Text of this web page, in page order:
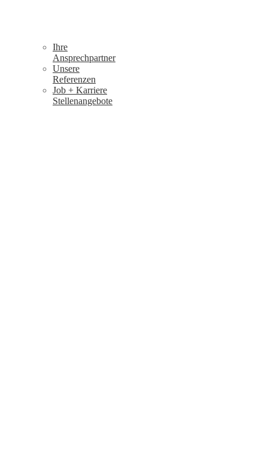
Ihre
Ansprechpartner
Unsere
Referenzen
Job + Karriere
Stellenangebote